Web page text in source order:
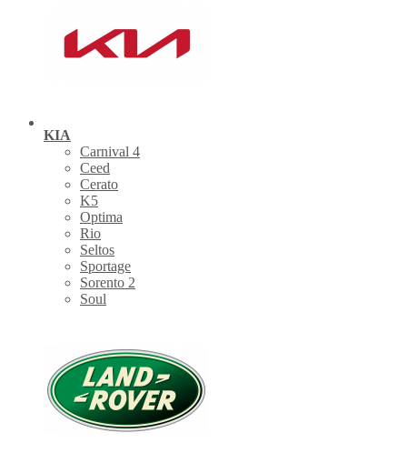
KIA
Carnival 4
Ceed
Cerato
K5
Optima
Rio
Seltos
Sportage
Sorento 2
Soul